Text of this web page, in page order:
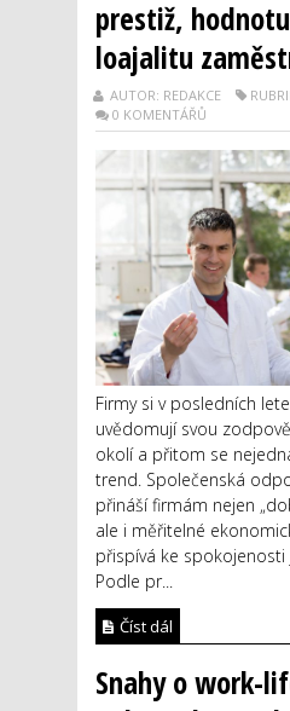
prestiž,
loajalitu
AUTOR: REDAKCE
0 KOMENTÁŘŮ
Firmy si v posledních
uvědomují svou
okolí a přitom se
trend. Společenská
přináší firmám nejen
ale i měřitelné
přispívá ke spokojenosti
Podle pr...
Číst dál
Snahy o work-